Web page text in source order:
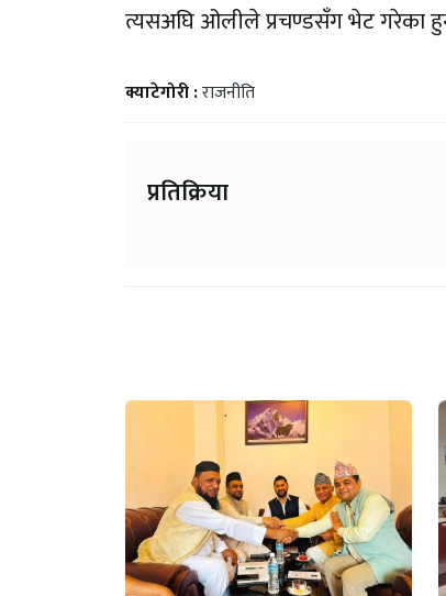
त्यसअघि ओलीले प्रचण्डसँग भेट गरेका
क्याटेगोरी :राजनीति
प्रतिक्रिया